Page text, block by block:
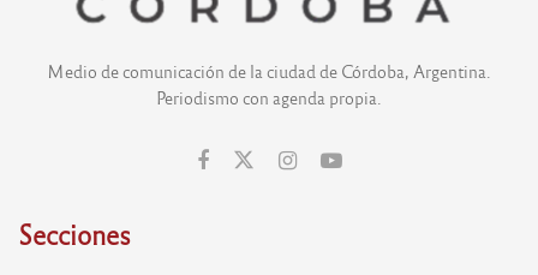
Medio de comunicación de la ciudad de Córdoba, Argentina.
Periodismo con agenda propia.
Secciones